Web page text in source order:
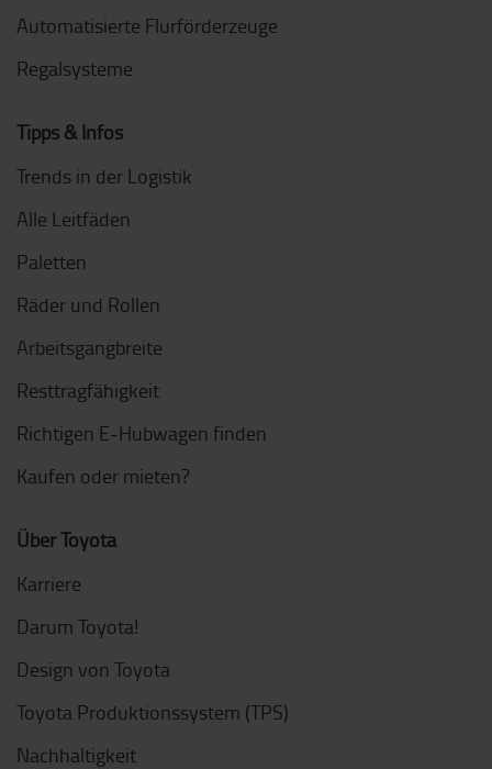
Automatisierte Flurförderzeuge
Regalsysteme
Tipps & Infos
Trends in der Logistik
Alle Leitfäden
Paletten
Räder und Rollen
Arbeitsgangbreite
Resttragfähigkeit
Richtigen E-Hubwagen finden
Kaufen oder mieten?
Über Toyota
Karriere
Darum Toyota!
Design von Toyota
Toyota Produktionssystem (TPS)
Nachhaltigkeit